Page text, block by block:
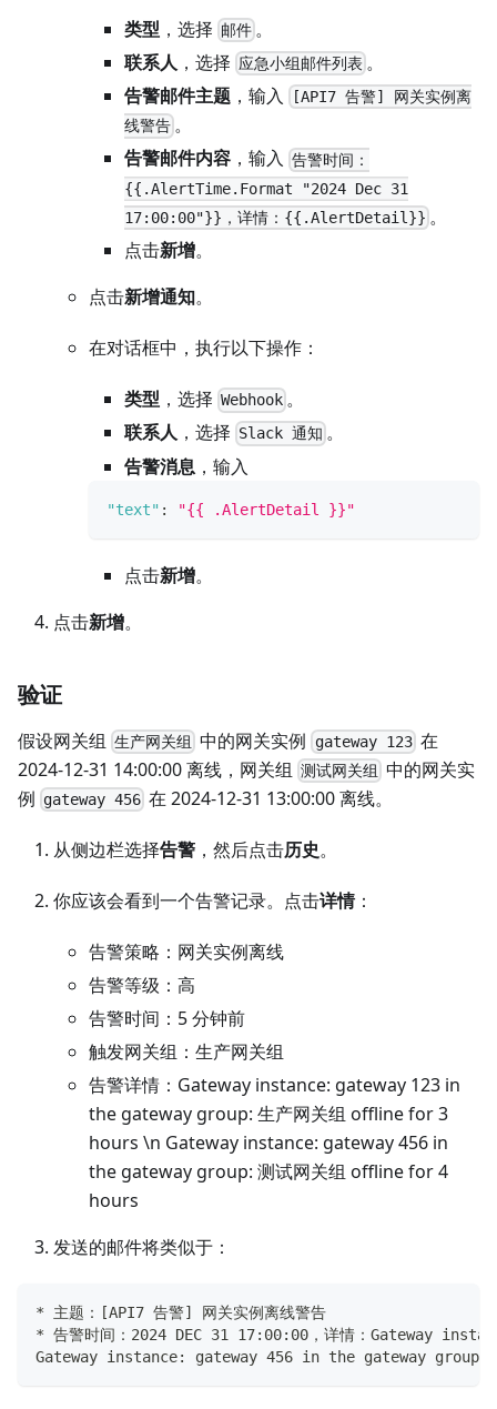
类型 ，选择 邮件 。
联系人 ，选择 应急小组邮件列表 。
告警邮件主题 ，输入
[API7 告警] 网关实例离
线警告 。
告警邮件内容 ，输入 告警时间：
{{.AlertTime.Format "2024 Dec 31
17:00:00"}}，详情：{{.AlertDetail}} 。
点击新增。
点击新增通知。
在对话框中，执行以下操作：
类型 ，选择 Webhook 。
联系人 ，选择 Slack 通知 。
告警消息 ，输入
"text" : "{{ .AlertDetail }}"
点击新增。
点击新增。
验证
假设网关组 生产网关组 中的网关实例 gateway 123在
2024-12-31 14:00:00 离线，网关组 测试网关组 中的网关实
例 gateway 456 在 2024-12-31 13:00:00 离线。
从侧边栏选择告警 ，然后点击历史。
你应该会看到一个告警记录。点击详情：
告警策略：网关实例离线
告警等级：高
告警时间：5 分钟前
触发网关组：生产网关组
告警详情：Gateway instance: gateway 123 in
the gateway group: 生产网关组 offline for 3
hours \n Gateway instance: gateway 456 in
the gateway group: 测试网关组 offline for 4
hours
发送的邮件将类似于：
* 主题：[API7 告警] 网关实例离线警告
* 告警时间：2024 DEC 31 17:00:00，详情：Gateway
Gateway instance: gateway 456 in the gateway